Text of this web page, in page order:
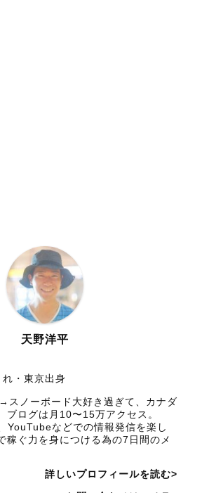
天野洋平
・東京出身
スノーボード大好き過ぎて、カナダ
ブログは月10〜15万アクセス。
YouTubeなどでの情報発信を楽し
稼ぐ力を身につける為の7日間のメ
詳しいプロフィールを読む>